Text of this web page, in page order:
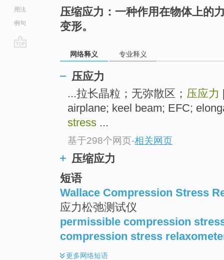
用法
例句
压缩应力：一种作用在物体上的
变形。
网络释义 专业释义
压应力
...拉长晶粒；无弥散区； 压应力
airplane; keel beam; EFC;
stress ...
基于298个网页-相关网页
压缩应力
短语
Wallace Compression Stress
应力松弛测试仪
permissible compression
compression stress
更多网络短语